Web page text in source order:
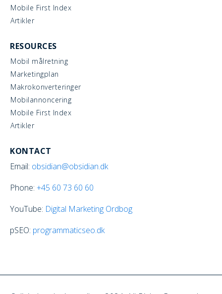
Mobile First Index
Artikler
RESOURCES
Mobil målretning
Marketingplan
Makrokonverteringer
Mobilannoncering
Mobile First Index
Artikler
KONTACT
Email: obsidian@obsidian.dk
Phone: +45 60 73 60 60
YouTube: Digital Marketing Ordbog
pSEO: programmaticseo.dk